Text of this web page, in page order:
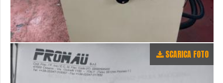
SCARICA FOTO